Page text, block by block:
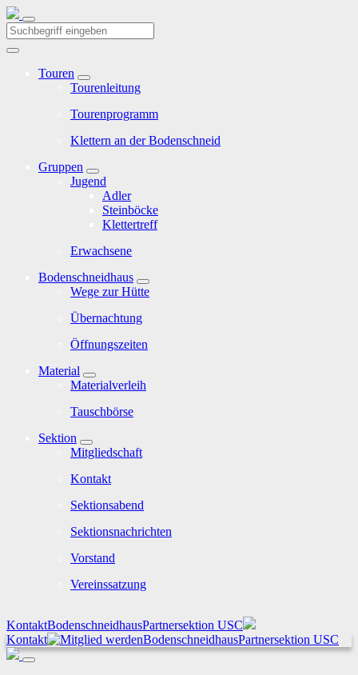
Touren
Tourenleitung
Tourenprogramm
Klettern an der Bodenschneid
Gruppen
Jugend
Adler
Steinböcke
Klettertreff
Erwachsene
Bodenschneidhaus
Wege zur Hütte
Übernachtung
Öffnungszeiten
Material
Materialverleih
Tauschbörse
Sektion
Mitgliedschaft
Kontakt
Sektionsabend
Sektionsnachrichten
Vorstand
Vereinssatzung
KontaktBodenschneidhausPartnersektion USC
Kontakt
BodenschneidhausPartnersektion USC